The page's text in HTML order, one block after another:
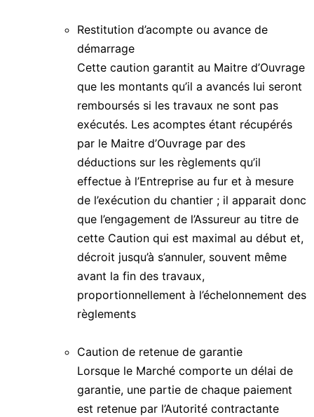
Restitution d’acompte ou avance de
démarrage
Cette caution garantit au Maitre d’Ouvrage
que les montants qu’il a avancés lui seront
remboursés si les travaux ne sont pas
exécutés. Les acomptes étant récupérés
par le Maitre d’Ouvrage par des
déductions sur les règlements qu’il
effectue à l’Entreprise au fur et à mesure
de l’exécution du chantier ; il apparait donc
que l’engagement de l’Assureur au titre de
cette Caution qui est maximal au début et,
décroit jusqu’à s’annuler, souvent même
avant la fin des travaux,
proportionnellement à l’échelonnement des
règlements
Caution de retenue de garantie
Lorsque le Marché comporte un délai de
garantie, une partie de chaque paiement
est retenue par l’Autorité contractante